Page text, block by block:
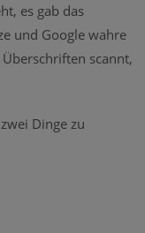
es gab das
und Google wahre
scannt,
Dinge zu